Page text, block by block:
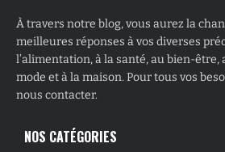
À travers notre blog, vous aurez la
meilleures réponses à vos diverses
l’alimentation, à la santé, au bien-être,
mode et à la maison. Pour tous vos
nous contacter.
NOS CATÉGORIES